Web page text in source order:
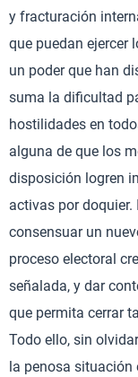
y fracturación
que puedan ejercer
un poder que han
suma la dificultad
hostilidades en
alguna de que los
disposición logren
activas por
consensuar un
proceso electoral
señalada, y dar
que permita cerrar
Todo ello, sin
la penosa situación